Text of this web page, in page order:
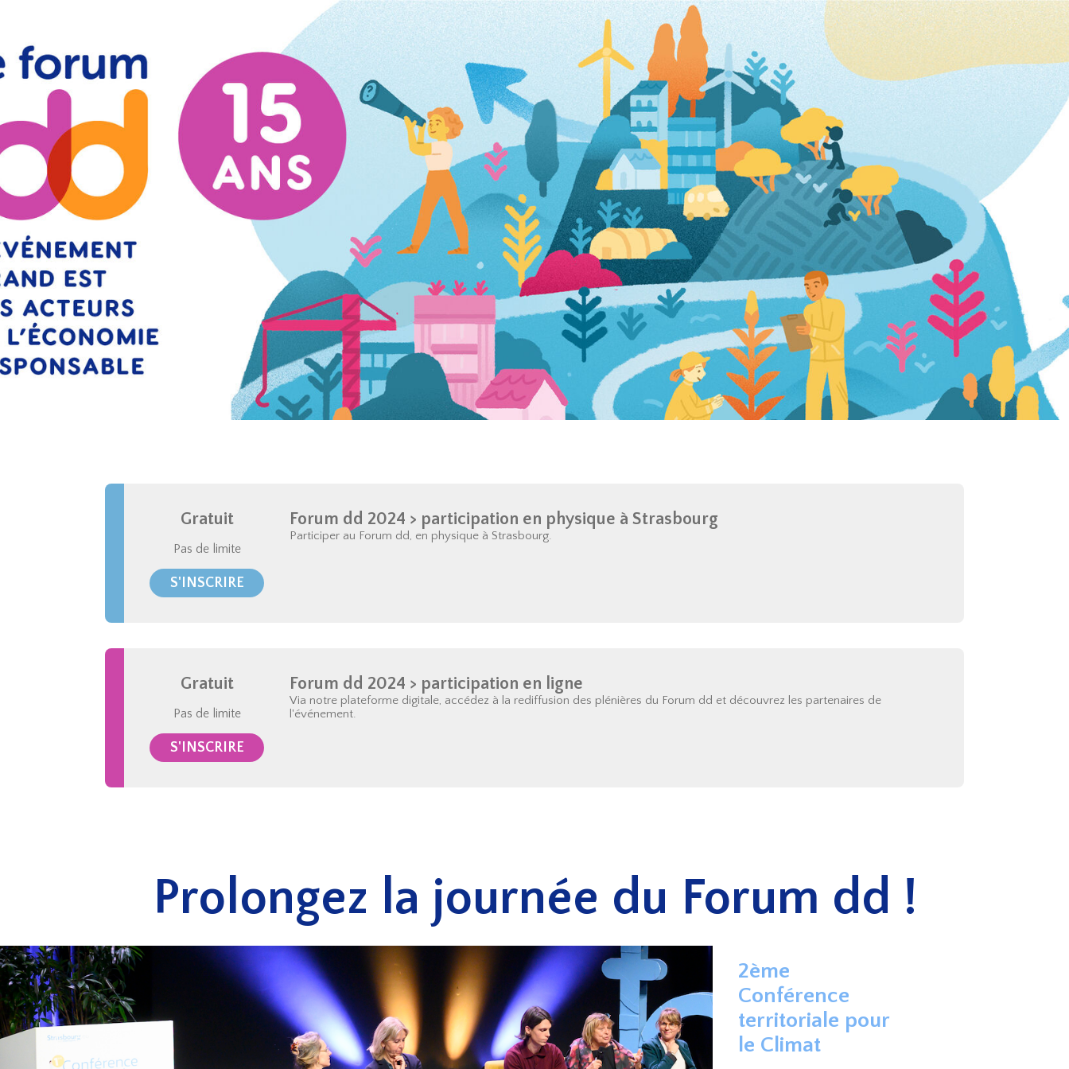
Gratuit
Pas de limite
S'INSCRIRE
Forum dd 2024 > participation en physique à Strasbourg
Participer au Forum dd, en physique à Strasbourg.
Gratuit
Pas de limite
S'INSCRIRE
Forum dd 2024 > participation en ligne
Via notre plateforme digitale, accédez à la rediffusion des plénières du Forum dd et découvrez les partenaires de
l'événement.
Prolongez la journée du Forum dd !
2ème
Conférence
territoriale pour
le Climat